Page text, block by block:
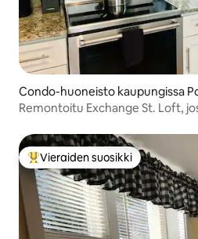
Condo-huoneisto kaupungissa
Remontoitu Exchange St. Loft,
Vieraiden suosikkien
Vieraiden suosikki